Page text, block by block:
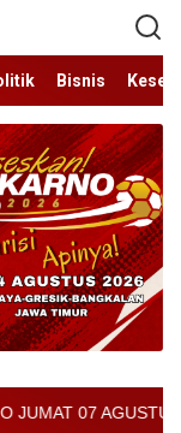
Bisnis
2026 -